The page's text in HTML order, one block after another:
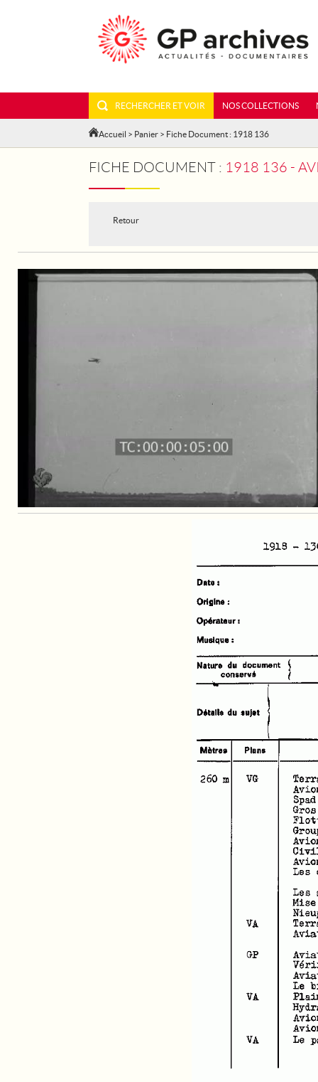
RECHERCHER ET VOIR NOS COLLECTIONS
Accueil > Panier > Fiche Document : 1918 136
FICHE DOCUMENT : 1918 136 -
Retour